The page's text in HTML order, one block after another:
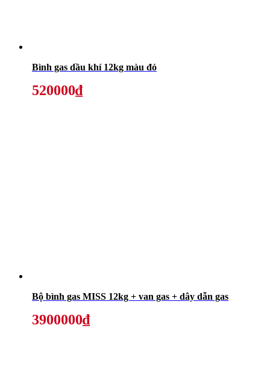
Bình gas dầu khí 12kg màu đỏ
520000₫
Bộ bình gas MISS 12kg + van gas + dây dẫn gas
3900000₫